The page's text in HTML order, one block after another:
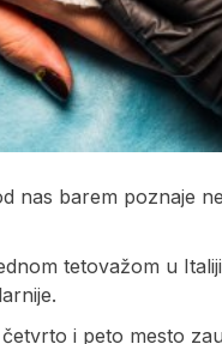
nas barem poznaje
tetovažom u
i peto mesto